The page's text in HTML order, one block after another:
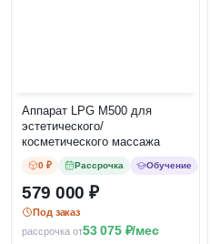
Аппарат LPG M500 для
эстетического/
косметического массажа
0 ₽ Рассрочка Обучение
579 000
Под заказ
рассрочка от53 075 /мес